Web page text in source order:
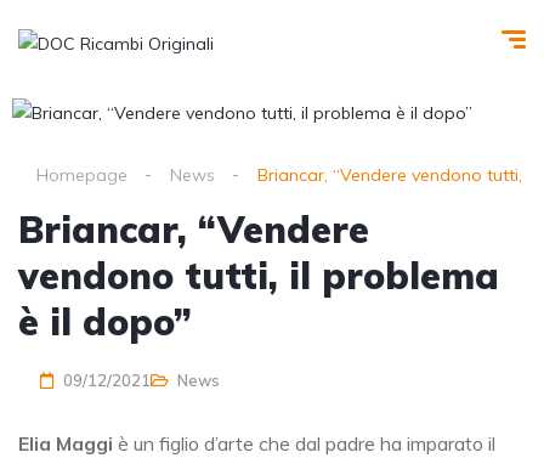
Homepage News Briancar, “Vendere vendono tutti, il
Briancar, “Vendere
vendono tutti, il problema
è il dopo”
09/12/2021 News
Elia Maggi è un figlio d’arte che dal padre ha imparato il